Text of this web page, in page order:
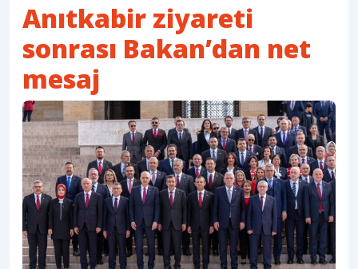
Anıtkabir ziyareti
sonrası Bakan’dan net
mesaj